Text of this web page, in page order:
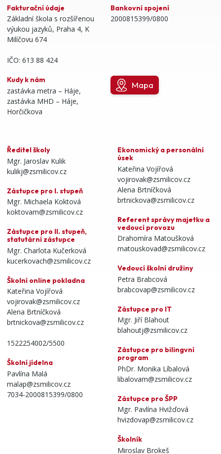
Fakturační údaje
Základní škola s rozšířenou
výukou jazyků, Praha 4, K
Milíčovu 674
IČO: 613 88 424
Bankovní spojení
2000815399/0800
Kudy k nám
zastávka metra – Háje,
zastávka MHD – Háje,
Horčičkova
Mapa
Ředitel školy
Mgr. Jaroslav Kulik
kulikj@zsmilicov.cz
Zástupce pro I. stupeň
Mgr. Michaela Koktová
koktovam@zsmilicov.cz
Zástupce pro II. stupeň,
statutární zástupce
Mgr. Charlota Kučerková
kucerkovach@zsmilicov.cz
Školní online pokladna
Kateřina Vojířová
vojirovak@zsmilicov.cz
Alena Brtníčková
brtnickova@zsmilicov.cz
1522254002/5500
Školní jídelna
Pavlína Malá
malap@zsmilicov.cz
7034-2000815399/0800
Ekonomický a personální
úsek
Kateřina Vojířová
vojirovak@zsmilicov.cz
Alena Brtníčková
brtnickova@zsmilicov.cz
Referent správy majetku a
vedoucí provozu
Drahomíra Matoušková
matouskovad@zsmilicov.cz
Vedoucí školní družiny
Petra Brabcová
brabcovap@zsmilicov.cz
Zástupce pro IT
Mgr. Jiří Blahout
blahoutj@zsmilicov.cz
Zástupce pro bilingvní
program
PhDr. Monika Líbalová
libalovam@zsmilicov.cz
Zástupce pro ŠPP
Mgr. Pavlína Hvižďová
hvizdovap@zsmilicov.cz
Školník
Miroslav Brokeš